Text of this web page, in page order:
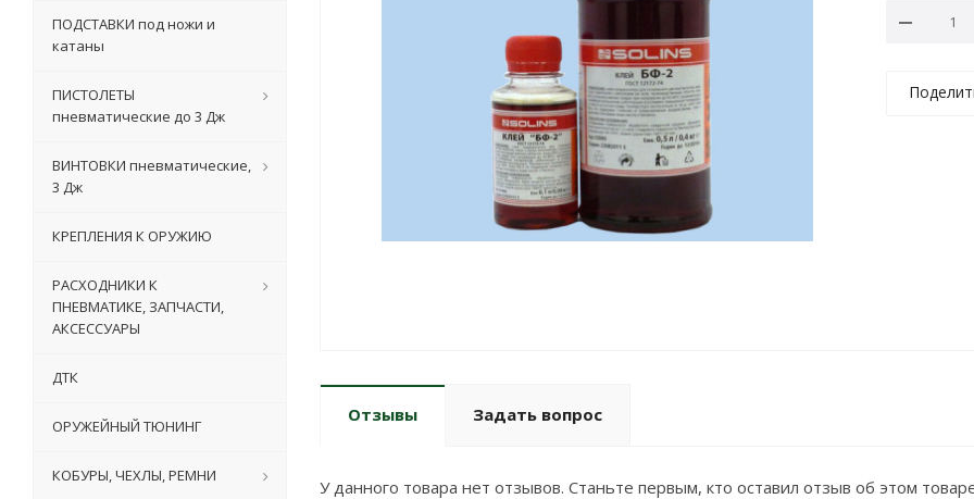
Отзывы Задать вопрос
У данного товара нет отзывов. Станьте первым, кто оставил отзыв об этом
ПОДСТАВКИ под ножи и
катаны
ПИСТОЛЕТЫ
пневматические до 3 Дж
ВИНТОВКИ пневматические,
3 Дж
КРЕПЛЕНИЯ К ОРУЖИЮ
РАСХОДНИКИ К
ПНЕВМАТИКЕ, ЗАПЧАСТИ,
АКСЕССУАРЫ
ДТК
ОРУЖЕЙНЫЙ ТЮНИНГ
КОБУРЫ, ЧЕХЛЫ, РЕМНИ